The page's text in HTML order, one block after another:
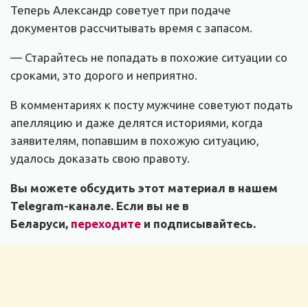
Теперь Александр советует при подаче
документов рассчитывать время с запасом.
— Старайтесь не попадать в похожие ситуации со
сроками, это дорого и неприятно.
В комментариях к посту мужчине советуют подать
апелляцию и даже делятся историями, когда
заявителям, попавшим в похожую ситуацию,
удалось доказать свою правоту.
Вы можете обсудить этот материал в нашем
Telegram-канале. Если вы не в
Беларуси, переходите и подписывайтесь.